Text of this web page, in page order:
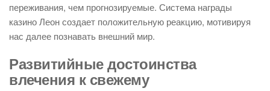
переживания, чем прогнозируемые. Система награды
казино Леон создает положительную реакцию, мотивируя
нас далее познавать внешний мир.
Развитийные достоинства
влечения к свежему